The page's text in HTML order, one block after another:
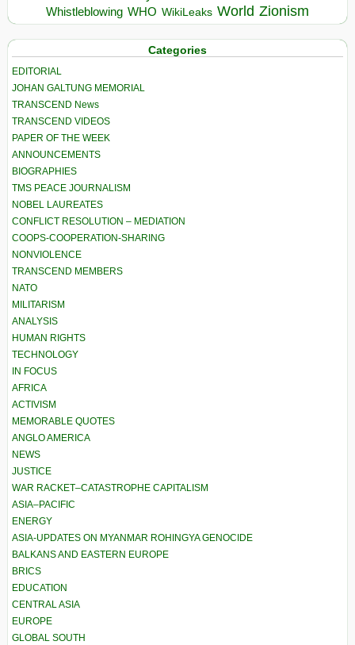
Whistleblowing WHO WikiLeaks World Zionism
Categories
EDITORIAL
JOHAN GALTUNG MEMORIAL
TRANSCEND News
TRANSCEND VIDEOS
PAPER OF THE WEEK
ANNOUNCEMENTS
BIOGRAPHIES
TMS PEACE JOURNALISM
NOBEL LAUREATES
CONFLICT RESOLUTION – MEDIATION
COOPS-COOPERATION-SHARING
NONVIOLENCE
TRANSCEND MEMBERS
NATO
MILITARISM
ANALYSIS
HUMAN RIGHTS
TECHNOLOGY
IN FOCUS
AFRICA
ACTIVISM
MEMORABLE QUOTES
ANGLO AMERICA
NEWS
JUSTICE
WAR RACKET–CATASTROPHE CAPITALISM
ASIA–PACIFIC
ENERGY
ASIA-UPDATES ON MYANMAR ROHINGYA GENOCIDE
BALKANS AND EASTERN EUROPE
BRICS
EDUCATION
CENTRAL ASIA
EUROPE
GLOBAL SOUTH